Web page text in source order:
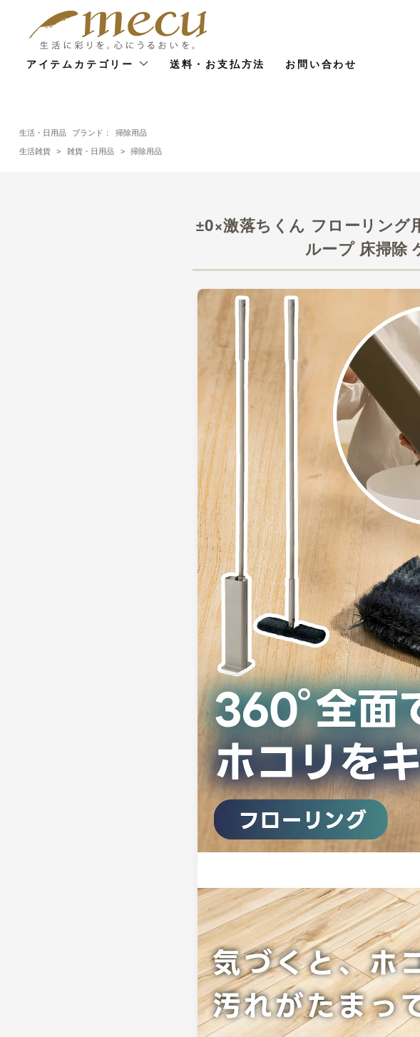
アイテムカテゴリー 送料・お支払方法 お問い合わせ
生活・日用品 ブランド： 掃除用品
生活雑貨 > 雑貨・日用品 > 掃除用品
±0×激落ちくん フローリン
ループ 床掃除